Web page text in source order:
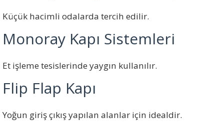
Küçük hacimli odalarda tercih edilir.
Monoray Kapı Sistemleri
Et işleme tesislerinde yaygın kullanılır.
Flip Flap Kapı
Yoğun giriş çıkış yapılan alanlar için idealdir.